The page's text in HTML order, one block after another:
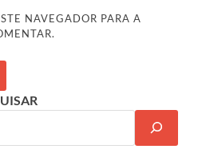
NAVEGADOR PARA A